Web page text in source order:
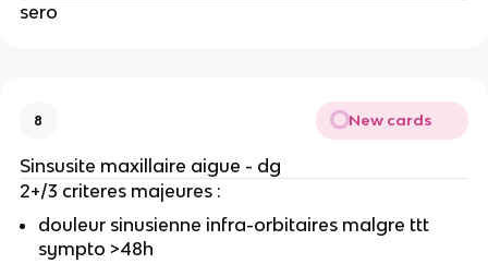
sero
8 New cards
Sinsusite maxillaire aigue - dg
2+/3 criteres majeures :
douleur sinusienne infra-orbitaires malgre ttt
sympto >48h